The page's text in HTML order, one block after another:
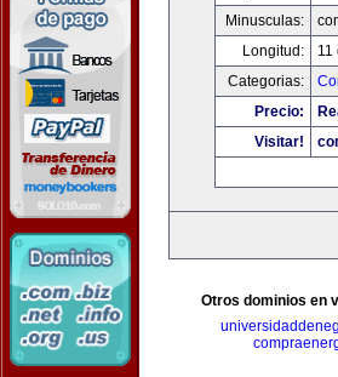
Minusculas:
Longitud:
11
Categorias:
Precio:
Visitar!
Otros dominios en